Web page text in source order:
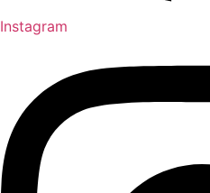
Instagram